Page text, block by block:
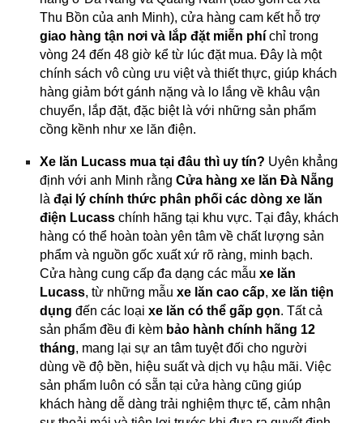
Thu Bồn của anh Minh), cửa hàng cam kết hỗ trợ
giao hàng tận nơi và lắp đặt miễn phí chỉ trong
vòng 24 đến 48 giờ kể từ lúc đặt mua. Đây là một
chính sách vô cùng ưu việt và thiết thực, giúp khách
hàng giảm bớt gánh nặng và lo lắng về khâu vận
chuyển, lắp đặt, đặc biệt là với những sản phẩm
cồng kềnh như xe lăn điện.
Xe lăn Lucass mua tại đâu thì uy tín? Uyên khẳng
định với anh Minh rằngCửa hàng xe lăn Đà Nẵng
làđại lý chính thức phân phối các dòng xe lăn
điện Lucass chính hãng tại khu vực. Tại đây, khách
hàng có thể hoàn toàn yên tâm về chất lượng sản
phẩm và nguồn gốc xuất xứ rõ ràng, minh bạch.
Cửa hàng cung cấp đa dạng các mẫuxe lăn
Lucass, từ những mẫuxe lăn cao cấp,xe lăn tiện
dụng đến các loạixe lăn có thể gấp gọn. Tất cả
sản phẩm đều đi kèm bảo hành chính hãng 12
tháng, mang lại sự an tâm tuyệt đối cho người
dùng về độ bền, hiệu suất và dịch vụ hậu mãi. Việc
sản phẩm luôn có sẵn tại cửa hàng cũng giúp
khách hàng dễ dàng trải nghiệm thực tế, cảm nhận